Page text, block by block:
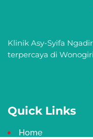
Klinik Asy-Syifa
terpercaya di
Quick Links
Home